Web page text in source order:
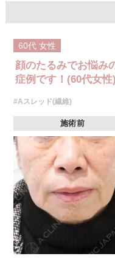
60代 女性
顔のたるみでお悩み
症例です！(60代女性)
#Aスレッド(繊維)
施術前